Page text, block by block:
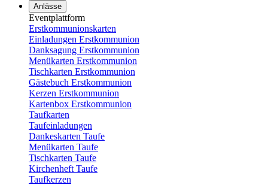
Anlässe
Eventplattform
Erstkommunionskarten
Einladungen Erstkommunion
Danksagung Erstkommunion
Menükarten Erstkommunion
Tischkarten Erstkommunion
Gästebuch Erstkommunion
Kerzen Erstkommunion
Kartenbox Erstkommunion
Taufkarten
Taufeinladungen
Dankeskarten Taufe
Menükarten Taufe
Tischkarten Taufe
Kirchenheft Taufe
Taufkerzen